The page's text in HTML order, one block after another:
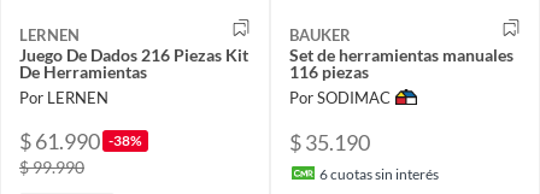
LERNEN
Juego De Dados 216 Piezas Kit
De Herramientas
Por LERNEN
$ 61.990 -38%
$ 99.990
BAUKER
Set de herramientas manuales
116 piezas
Por SODIMAC
$ 35.190
6cuotas sin interés